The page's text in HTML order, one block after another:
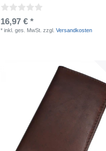
16,97 € *
*inkl. ges. MwSt. zzgl.Versandkosten